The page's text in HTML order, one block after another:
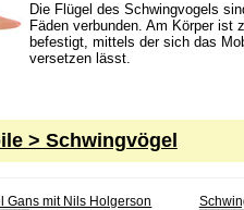
Die Flügel des Schwingvogels
Fäden verbunden. Am Körper ist
befestigt, mittels der sich das
versetzen lässt.
> Schwingvögel
Gans mit Nils Holgerson